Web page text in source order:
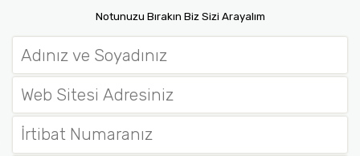
Notunuzu Bırakın Biz Sizi Arayalım